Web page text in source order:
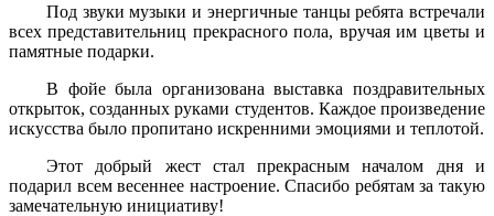
Под звуки музыки и энергичные танцы ребята встречали
всех представительниц прекрасного пола, вручая им цветы и
памятные подарки.
В фойе была организована выставка поздравительных
открыток, созданных руками студентов. Каждое произведение
искусства было пропитано искренними эмоциями и теплотой.
Этот добрый жест стал прекрасным началом дня и
подарил всем весеннее настроение. Спасибо ребятам за такую
замечательную инициативу!